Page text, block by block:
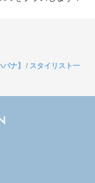
ナ】 / スタイリスト一